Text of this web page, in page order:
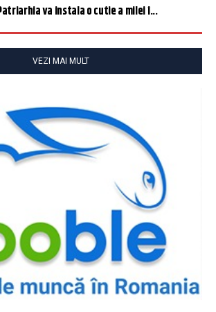
va instala o cutie a milei î...
VEZI MAI MULT